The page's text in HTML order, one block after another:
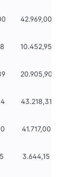
42.969,00
10.452,95
20.905,90
43.218,31
41.717,00
3.644,15